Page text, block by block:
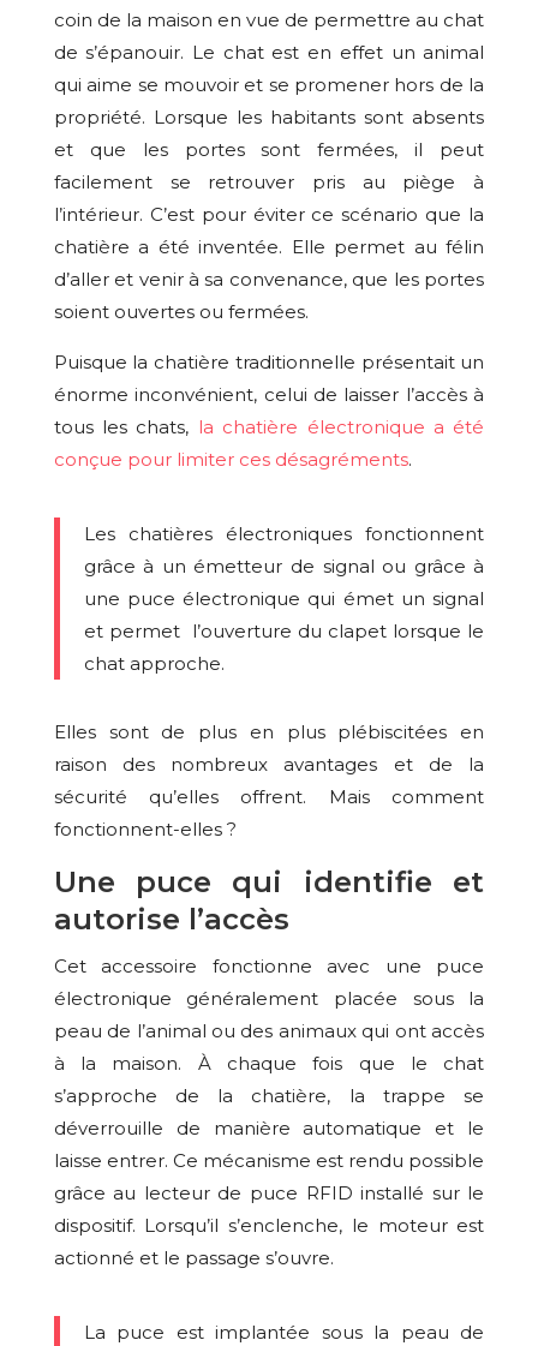
coin de la maison en vue de permettre au chat
de s’épanouir. Le chat est en effet un animal
qui aime se mouvoir et se promener hors de la
propriété. Lorsque les habitants sont absents
et que les portes sont fermées, il peut
facilement se retrouver pris au piège à
l’intérieur. C’est pour éviter ce scénario que la
chatière a été inventée. Elle permet au félin
d’aller et venir à sa convenance, que les portes
soient ouvertes ou fermées.
Puisque la chatière traditionnelle présentait un
énorme inconvénient, celui de laisser l’accès à
tous les chats, la chatière électronique a été
conçue pour limiter ces désagréments.
Les chatières électroniques fonctionnent
grâce à un émetteur de signal ou grâce à
une puce électronique qui émet un signal
et permet l’ouverture du clapet lorsque le
chat approche.
Elles sont de plus en plus plébiscitées en
raison des nombreux avantages et de la
sécurité qu’elles offrent. Mais comment
fonctionnent-elles ?
Une puce qui identifie et
autorise l’accès
Cet accessoire fonctionne avec une puce
électronique généralement placée sous la
peau de l’animal ou des animaux qui ont accès
à la maison. À chaque fois que le chat
s’approche de la chatière, la trappe se
déverrouille de manière automatique et le
laisse entrer. Ce mécanisme est rendu possible
grâce au lecteur de puce RFID installé sur le
dispositif. Lorsqu’il s’enclenche, le moteur est
actionné et le passage s’ouvre.
La puce est implantée sous la peau de